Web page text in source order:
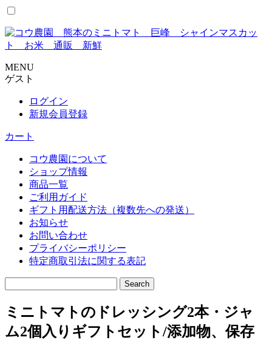
コ
テ
ン
に
ス
MENU
ゲスト
ログイン
新規会員登録
カート
コウ農園について
ショップ情報
商品一覧
ご利用ガイド
ギフト用配送方法（複数先への発送）
お知らせ
お問い合わせ
プライバシーポリシー
特定商取引法に関する表記
ミニトマトのドレッシング2本・ジャ
ム2個入りギフトセット/添加物、保存